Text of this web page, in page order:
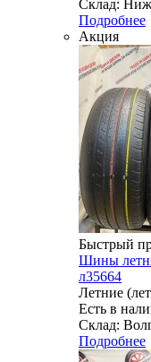
Склад:
Подробнее
Акция
Быстрый
Шины
л35664
Летние
Есть в
Склад:
Подробнее